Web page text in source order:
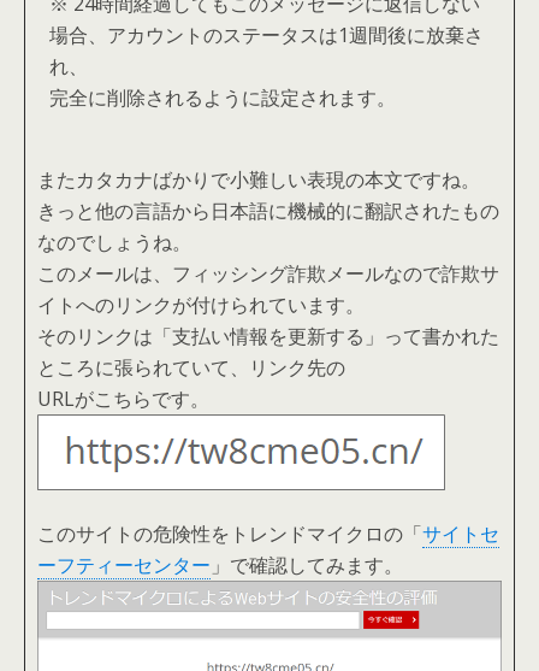
場合、アカウントのステータスは1週間後に放棄さ
れ、
完全に削除されるように設定されます。
またカタカナばかりで小難しい表現の本文ですね。
きっと他の言語から日本語に機械的に翻訳されたもの
なのでしょうね。
このメールは、フィッシング詐欺メールなので詐欺サ
イトへのリンクが付けられています。
そのリンクは「支払い情報を更新する」って書かれた
ところに張られていて、リンク先の
URLがこちらです。
このサイトの危険性をトレンドマイクロの「サイトセ
ーフティーセンター 」で確認してみます。